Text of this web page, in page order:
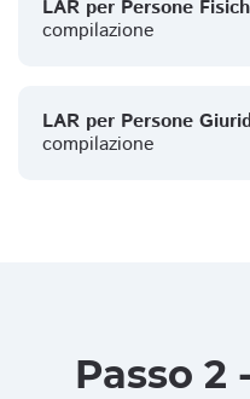
LAR per Persone
compilazione
LAR per Persone
compilazione
Passo 2